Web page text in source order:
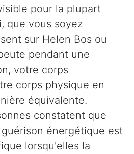
pour la plupart
que vous soyez
sur Helen Bos ou
pendant une
votre corps
corps physique en
équivalente.
constatent que
énergétique est
lorsqu'elles la